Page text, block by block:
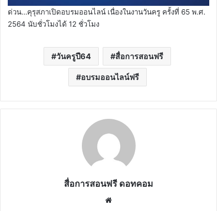
ด่วน…คุรุสภาเปิดอบรมออนไลน์ เนื่องในงานวันครู ครั้งที่ 65 พ.ศ.
2564 นับชั่วโมงได้ 12 ชั่วโมง
วันครูปี64 สื่อการสอนฟรี
อบรมออนไลน์ฟรี
สื่อการสอนฟรี ดอทคอม